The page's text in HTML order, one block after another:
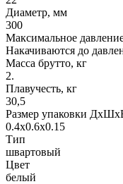
Диаметр, мм
300
Максимальное
Накачиваются до
Масса брутто, кг
2.
Плавучесть, кг
30,5
Размер упаковки
0.4x0.6x0.15
Тип
швартовый
Цвет
белый